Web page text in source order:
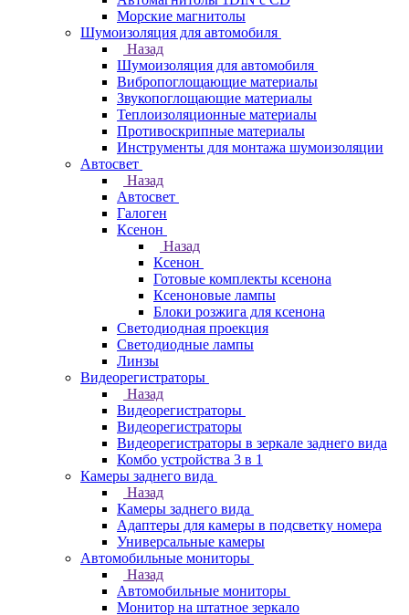
Морские магнитолы
Шумоизоляция для автомобиля
Назад
Шумоизоляция для автомобиля
Вибропоглощающие материалы
Звукопоглощающие материалы
Теплоизоляционные материалы
Противоскрипные материалы
Инструменты для монтажа шумоизоляции
Автосвет
Назад
Автосвет
Галоген
Ксенон
Назад
Ксенон
Готовые комплекты ксенона
Ксеноновые лампы
Блоки розжига для ксенона
Светодиодная проекция
Светодиодные лампы
Линзы
Видеорегистраторы
Назад
Видеорегистраторы
Видеорегистраторы
Видеорегистраторы в зеркале заднего вида
Комбо устройства 3 в 1
Камеры заднего вида
Назад
Камеры заднего вида
Адаптеры для камеры в подсветку номера
Универсальные камеры
Автомобильные мониторы
Назад
Автомобильные мониторы
Монитор на штатное зеркало